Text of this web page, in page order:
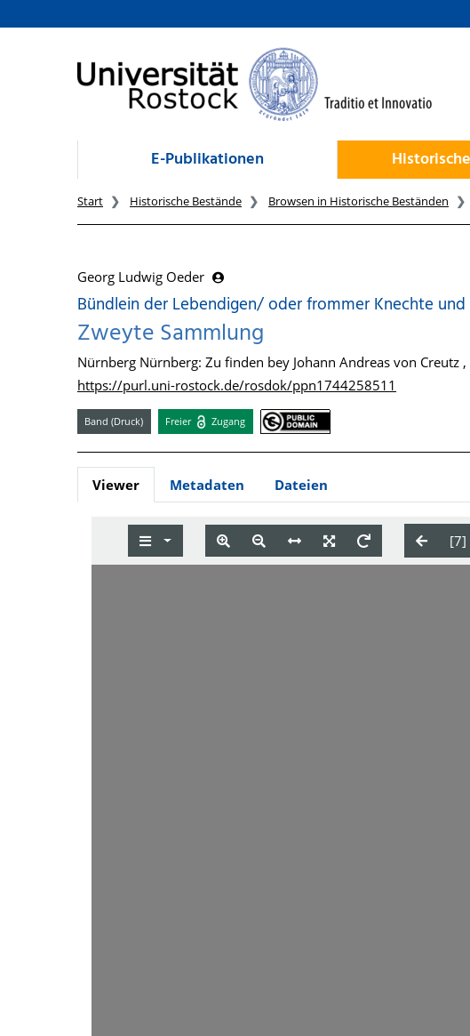
zum Inhalt
E-Publikationen
Start Historische Bestände Browsen in Historische Beständen
Georg Ludwig Oeder
Bündlein der Lebendigen/ oder frommer Knechte
Zweyte Sammlung
Nürnberg Nürnberg: Zu finden bey Johann Andreas von Creutz
https://purl.uni-rostock.de/rosdok/ppn1744258511
Band (Druck) Freier Zugang
Viewer Metadaten Dateien